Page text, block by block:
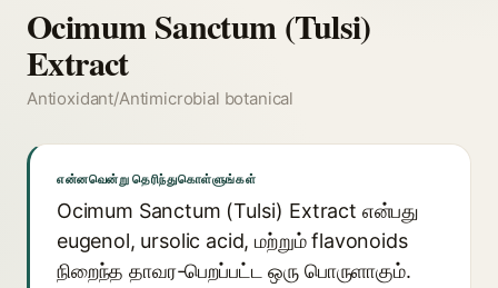
Ocimum Sanctum (Tulsi)
Extract
Antioxidant/Antimicrobial botanical
என்னவென்று தெரிந்துகொள்ளுங்கள்
Ocimum Sanctum (Tulsi) Extract என்பது
eugenol, ursolic acid, மற்றும் flavonoids
நிறைந்த தாவர-பெறப்பட்ட ஒரு பொருளாகும்.